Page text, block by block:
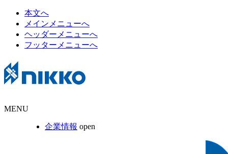
本文へ
メインメニューへ
ヘッダーメニューへ
フッターメニューへ
MENU
企業情報 open